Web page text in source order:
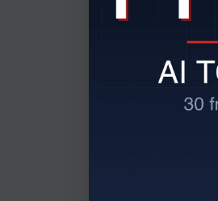
Il punto
Global
usare l'AI
Quando la
quella
C'è poi un